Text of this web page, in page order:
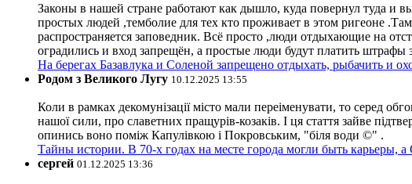
Законы в нашей стране работают как дышло, куда повернул туда и
простых людей ,темболие для тех кто проживает в этом ригеоне
распространяется заповедник. Всё просто ,люди отдыхающие на
оградились и вход запрещён, а простые люди будут платить
На берегах Базавлука и Соленой запрещено отдыхать, рыбачить и
Родом з Великого Лугу 10.12.2025 13:55
Коли в рамках декомунізації місто мали переіменувати, то серед
нашої сили, про славетних пращурів-козаків. І ця стаття зайве
опинись воно поміж Капулівкою і Покровським, "біля води ©" .
Тайны истории. В 70-х годах на месте города могли быть карьеры,
сергей 01.12.2025 13:36